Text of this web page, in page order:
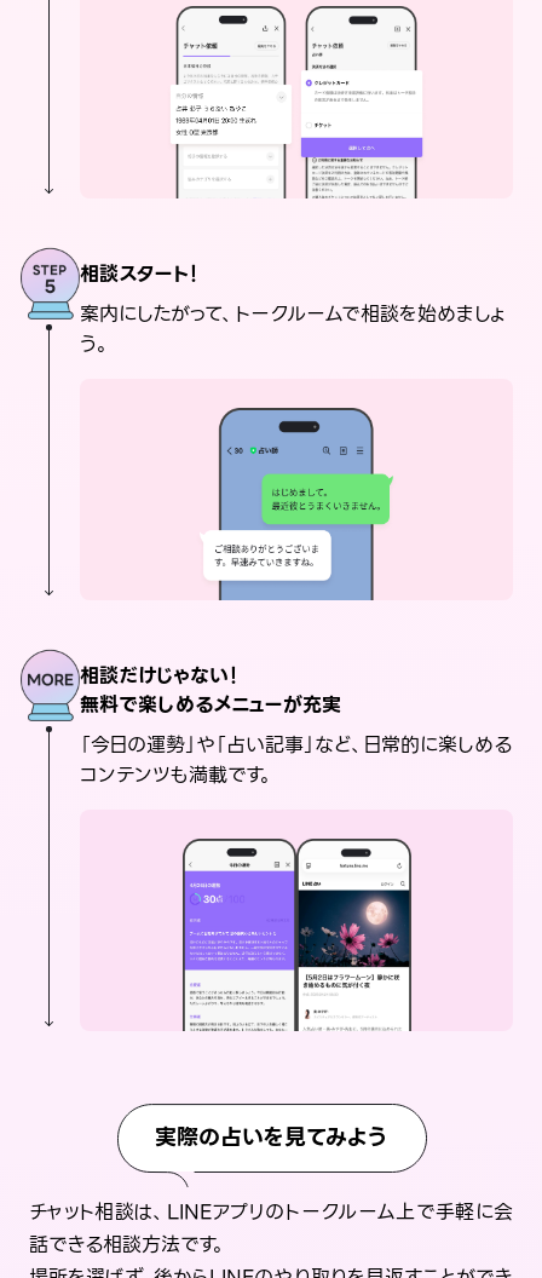
相談スタート！
案内にしたがって、トークルームで相談を始めましょ
う。
相談だけじゃない！
無料で楽しめるメニューが充実
「今日の運勢」や「占い記事」など、日常的に楽しめる
コンテンツも満載です。
実際の占いを見てみよう
チャット相談は、LINEアプリのトークルーム上で手軽に会
話できる相談方法です。